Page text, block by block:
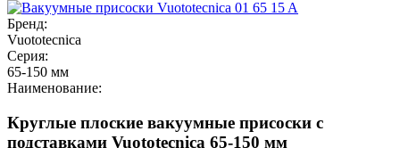
Бренд:
Vuototecnica
Серия:
65-150 мм
Наименование:
Круглые плоские вакуумные присоски с
подставками Vuototecnica 65-150 мм